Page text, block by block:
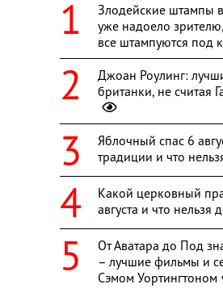
Злодейские штампы
уже надоело
все штампуются под
Джоан Роулинг:
британки, не считая
Яблочный спас 6
традиции и что
Какой церковный
августа и что нельзя
От Аватара до Под
– лучшие фильмы и
Сэмом Уортингтоном